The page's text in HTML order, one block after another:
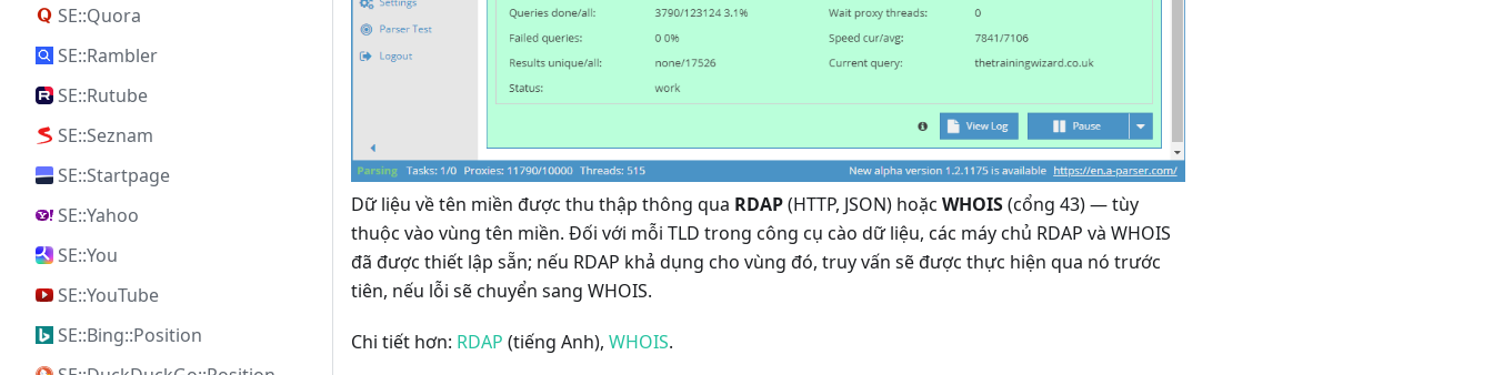
SE::Quora
SE::Rambler
SE::Rutube
SE::Seznam
SE::Startpage
SE::Yahoo
SE::You
SE::YouTube
SE::Bing::Position
Dữ liệu về tên miền được thu thập thông qua RDAP(HTTP, JSON) hoặc WHOIS(cổng 43) — tùy
thuộc vào vùng tên miền. Đối với mỗi TLD trong công cụ cào dữ liệu, các máy chủ RDAP và WHOIS
đã được thiết lập sẵn; nếu RDAP khả dụng cho vùng đó, truy vấn sẽ được thực hiện qua nó trước
tiên, nếu lỗi sẽ chuyển sang WHOIS.
Chi tiết hơn: RDAP (tiếng Anh), WHOIS.